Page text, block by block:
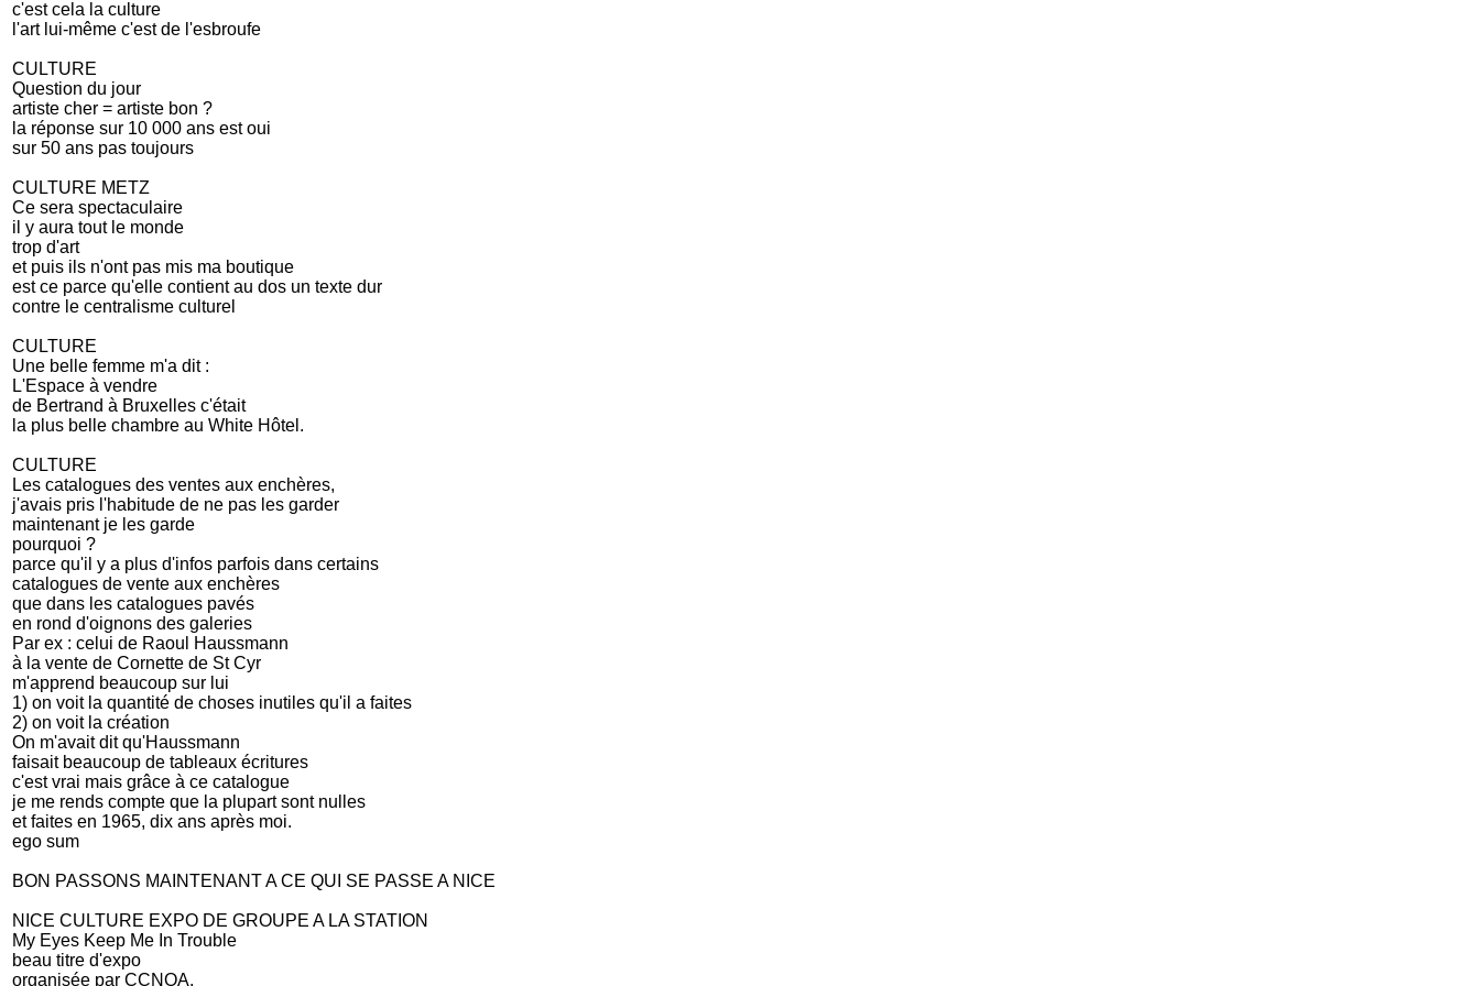
c'est cela la culture
l'art lui-même c'est de l'esbroufe
CULTURE
Question du jour
artiste cher = artiste bon ?
la réponse sur 10 000 ans est oui
sur 50 ans pas toujours
CULTURE METZ
Ce sera spectaculaire
il y aura tout le monde
trop d'art
et puis ils n'ont pas mis ma boutique
est ce parce qu'elle contient au dos un texte dur
contre le centralisme culturel
CULTURE
Une belle femme m'a dit :
L'Espace à vendre
de Bertrand à Bruxelles c'était
la plus belle chambre au White Hôtel.
CULTURE
Les catalogues des ventes aux enchères,
j'avais pris l'habitude de ne pas les garder
maintenant je les garde
pourquoi ?
parce qu'il y a plus d'infos parfois dans certains
catalogues de vente aux enchères
que dans les catalogues pavés
en rond d'oignons des galeries
Par ex : celui de Raoul Haussmann
à la vente de Cornette de St Cyr
m'apprend beaucoup sur lui
1) on voit la quantité de choses inutiles qu'il a faites
2) on voit la création
On m'avait dit qu'Haussmann
faisait beaucoup de tableaux écritures
c'est vrai mais grâce à ce catalogue
je me rends compte que la plupart sont nulles
et faites en 1965, dix ans après moi.
ego sum
BON PASSONS MAINTENANT A CE QUI SE PASSE A NICE
NICE CULTURE EXPO DE GROUPE A LA STATION
My Eyes Keep Me In Trouble
beau titre d'expo
organisée par CCNOA,